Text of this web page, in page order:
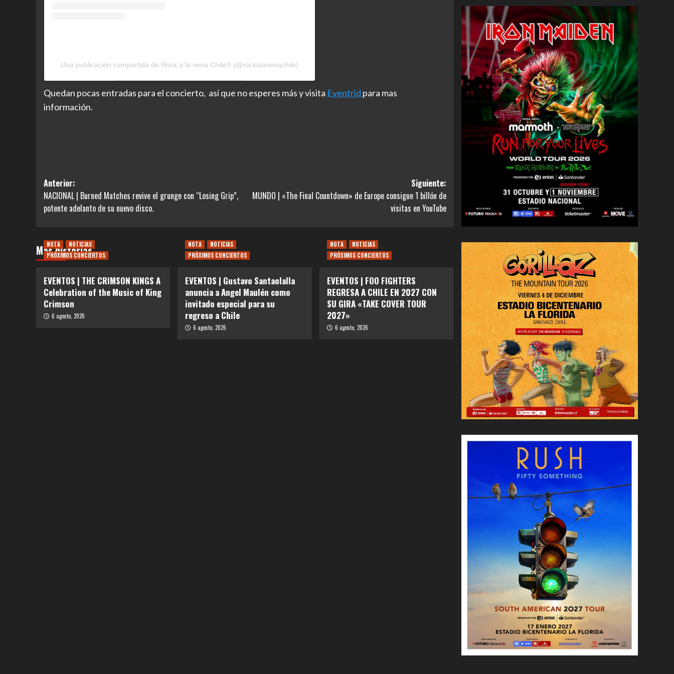
Una publicación compartida de Rock a la vena Chile® (@rockalavenachile)
Quedan pocas entradas para el concierto, así que no esperes más y visita Eventrid para mas
información.
Navegación
de
entradas
Anterior:
NACIONAL | Burned Matches revive el grunge con “Losing Grip”,
potente adelanto de su nuevo disco.
Siguiente:
MUNDO | «The Final Countdown» de Europe consigue 1 billón de
visitas en YouTube
Más historias
NOTA
NOTICIAS
PRÓXIMOS CONCIERTOS
EVENTOS | THE CRIMSON KINGS A
Celebration of the Music of King
Crimson
6 agosto, 2026
NOTA
NOTICIAS
PRÓXIMOS CONCIERTOS
EVENTOS | Gustavo Santaolalla
anuncia a Angel Maulén como
invitado especial para su
regreso a Chile
6 agosto, 2026
NOTA
NOTICIAS
PRÓXIMOS CONCIERTOS
EVENTOS | FOO FIGHTERS
REGRESA A CHILE EN 2027 CON
SU GIRA «TAKE COVER TOUR
2027»
6 agosto, 2026